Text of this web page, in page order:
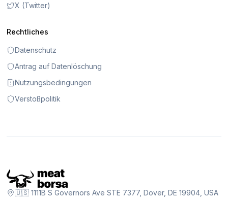
X (Twitter)
Rechtliches
Datenschutz
Antrag auf Datenlöschung
Nutzungsbedingungen
Verstoßpolitik
🇺🇸 1111B S Governors Ave STE 7377, Dover, DE 19904, USA